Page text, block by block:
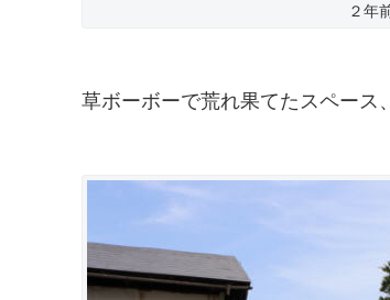
２年
草ボーボーで荒れ果てたスペース